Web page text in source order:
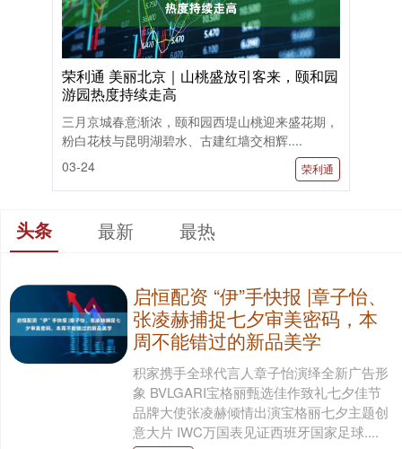
荣利通 美丽北京｜山桃盛放引客来，颐和园
游园热度持续走高
三月京城春意渐浓，颐和园西堤山桃迎来盛花期，
粉白花枝与昆明湖碧水、古建红墙交相辉....
03-24
荣利通
头条 最新 最热
启恒配资 “伊”手快报 |章子怡、
张凌赫捕捉七夕审美密码，本
周不能错过的新品美学
积家携手全球代言人章子怡演绎全新广告形
象 BVLGARI宝格丽甄选佳作致礼七夕佳节
品牌大使张凌赫倾情出演宝格丽七夕主题创
意大片 IWC万国表见证西班牙国家足球....